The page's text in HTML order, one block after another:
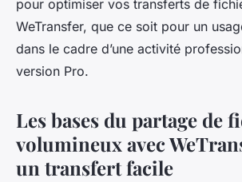
pour optimiser vos transferts de
WeTransfer, que ce soit pour un
dans le cadre d’une activité
version Pro.
Les bases du partage de
volumineux avec
un transfert facile